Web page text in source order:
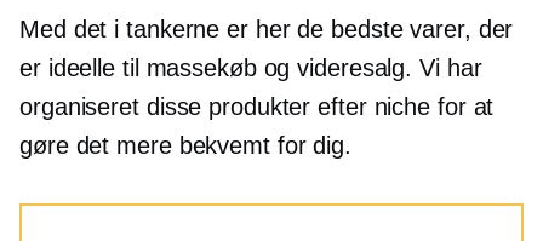
Med det i tankerne er her de bedste varer, der
er ideelle til massekøb og videresalg. Vi har
organiseret disse produkter efter niche for at
gøre det mere bekvemt for dig.